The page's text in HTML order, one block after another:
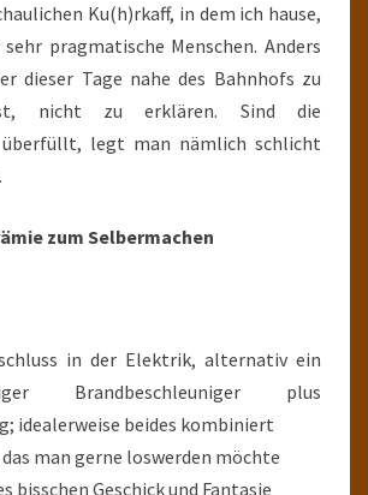
Ku(h)rkaff, in dem ich hause,
pragmatische Menschen. Anders
dieser Tage nahe des Bahnhofs zu
nicht zu erklären. Sind die
legt man nämlich schlicht
zum Selbermachen
in der Elektrik, alternativ ein
Brandbeschleuniger plus
idealerweise beides kombiniert
man gerne loswerden möchte
bisschen Geschick und Fantasie